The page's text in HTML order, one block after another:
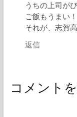
うちの上司が
ご飯もうまい！
それが、志賀
返信
コメント